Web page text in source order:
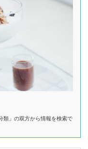
類」の双方から情報を検索で